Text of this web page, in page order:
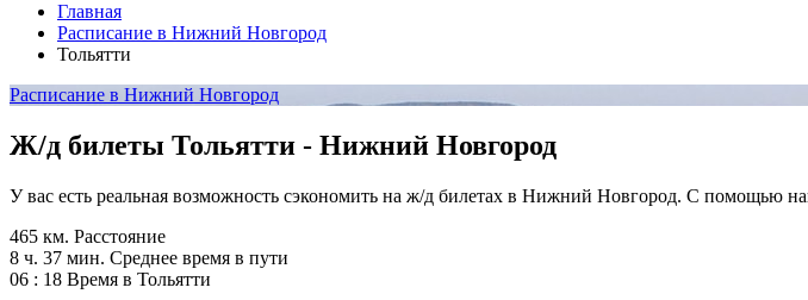
Главная
Расписание в Нижний Новгород
Тольятти
Расписание в Нижний Новгород
Ж/д билеты Тольятти - Нижний Новгород
У вас есть реальная возможность сэкономить на ж/д билетах в Нижний Новгород. С помощью
465 км. Расстояние
8 ч. 37 мин. Среднее время в пути
06 : 18 Время в Тольятти